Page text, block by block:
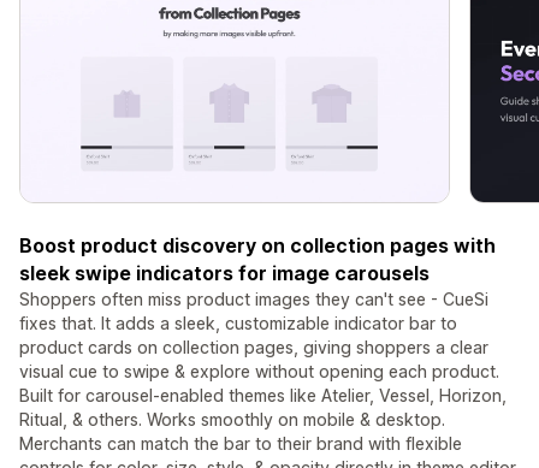
Boost product discovery on collection pages with
sleek swipe indicators for image carousels
Shoppers often miss product images they can't see - CueSi
fixes that. It adds a sleek, customizable indicator bar to
product cards on collection pages, giving shoppers a clear
visual cue to swipe & explore without opening each product.
Built for carousel-enabled themes like Atelier, Vessel, Horizon,
Ritual, & others. Works smoothly on mobile & desktop.
Merchants can match the bar to their brand with flexible